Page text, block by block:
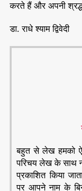
करते हैं और अपनी
डा. राधे श्याम द्विवेदी
बहुत से लेख हमको
परिचय लेख के साथ
प्रकाशित किया
पर आपने नाम के